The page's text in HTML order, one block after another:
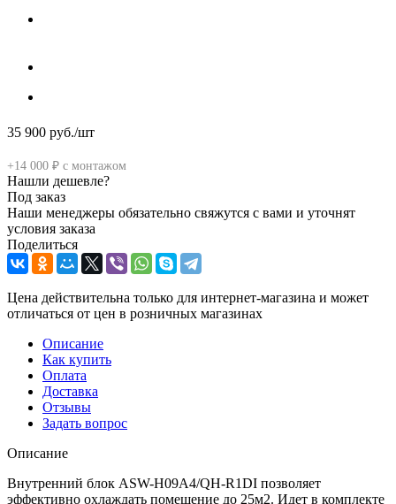
35 900 руб./шт
+14 000 ₽ с монтажом
Нашли дешевле?
Под заказ
Наши менеджеры обязательно свяжутся с вами и уточнят
условия заказа
Поделиться
Цена действительна только для интернет-магазина и может
отличаться от цен в розничных магазинах
Описание
Как купить
Оплата
Доставка
Отзывы
Задать вопрос
Описание
Внутренний блок ASW-H09A4/QH-R1DI позволяет
эффективно охлаждать помещение до 25м2. Идет в комплекте